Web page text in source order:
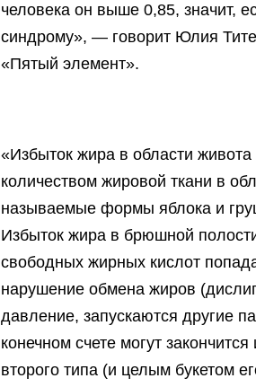
человека он выше 0,85, значит,
синдрому», — говорит Юлия
«Пятый элемент».
«Избыток жира в области
количеством жировой ткани в
называемые формы яблока и
Избыток жира в брюшной
свободных жирных кислот
нарушение обмена жиров
давление, запускаются другие
конечном счете могут
второго типа (и целым букетом